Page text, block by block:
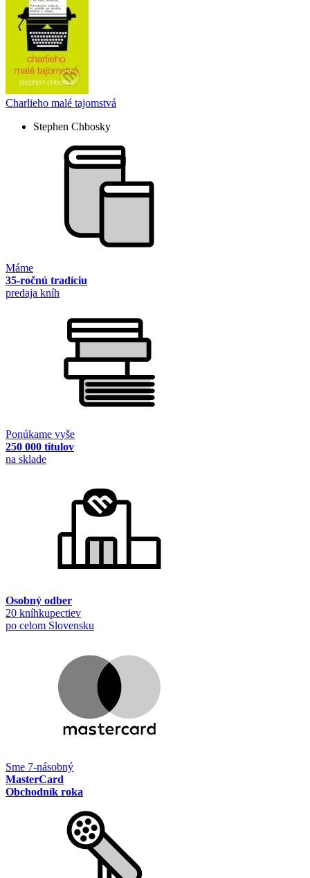
Charlieho malé tajomstvá
Stephen Chbosky
Máme
35-ročnú tradíciu
predaja kníh
Ponúkame vyše
250 000 titulov
na sklade
Osobný odber
20 kníhkupectiev
po celom Slovensku
Sme 7-násobný
MasterCard
Obchodník roka